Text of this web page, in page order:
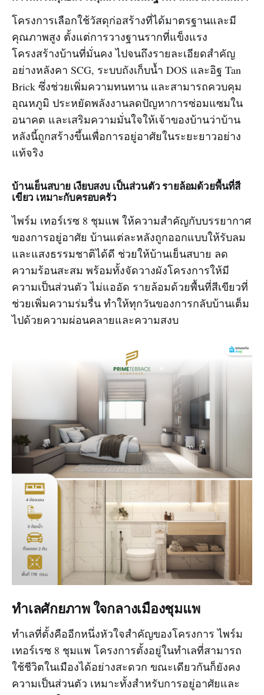
โครงการเลือกใช้วัสดุก่อสร้างที่ได้มาตรฐานและมี
คุณภาพสูง ตั้งแต่การวางฐานรากที่แข็งแรง
โครงสร้างบ้านที่มั่นคง ไปจนถึงรายละเอียดสำคัญ
อย่างหลังคา SCG, ระบบถังเก็บน้ำ DOS และอิฐ Tan
Brick ซึ่งช่วยเพิ่มความทนทาน และสามารถควบคุม
อุณหภูมิ ประหยัดพลังงานลดปัญหาการซ่อมแซมใน
อนาคต และเสริมความมั่นใจให้เจ้าของบ้านว่าบ้าน
หลังนี้ถูกสร้างขึ้นเพื่อการอยู่อาศัยในระยะยาวอย่าง
แท้จริง
บ้านเย็นสบาย เงียบสงบ เป็นส่วนตัว รายล้อมด้วยพื้นที่สี
เขียว เหมาะกับครอบครัว
ไพร์ม เทอร์เรซ 8 ชุมแพ ให้ความสำคัญกับบรรยากาศ
ของการอยู่อาศัย บ้านแต่ละหลังถูกออกแบบให้รับลม
และแสงธรรมชาติได้ดี ช่วยให้บ้านเย็นสบาย ลด
ความร้อนสะสม พร้อมทั้งจัดวางผังโครงการให้มี
ความเป็นส่วนตัว ไม่แออัด รายล้อมด้วยพื้นที่สีเขียวที่
ช่วยเพิ่มความร่มรื่น ทำให้ทุกวันของการกลับบ้านเต็ม
ไปด้วยความผ่อนคลายและความสงบ
ทำเลศักยภาพ ใจกลางเมืองชุมแพ
ทำเลที่ตั้งคืออีกหนึ่งหัวใจสำคัญของโครงการ ไพร์ม
เทอร์เรซ 8 ชุมแพ โครงการตั้งอยู่ในทำเลที่สามารถ
ใช้ชีวิตในเมืองได้อย่างสะดวก ขณะเดียวกันก็ยังคง
ความเป็นส่วนตัว เหมาะทั้งสำหรับการอยู่อาศัยและ